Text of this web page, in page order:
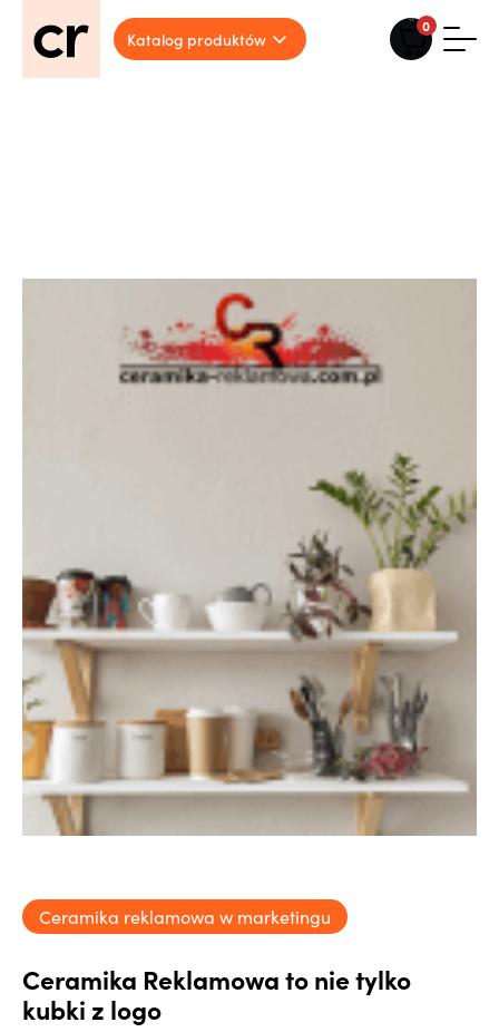
Katalog produktów
0
Ceramika reklamowa w marketingu
Ceramika Reklamowa to nie tylko
kubki z logo